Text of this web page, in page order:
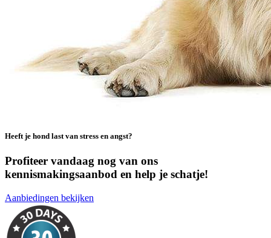
Heeft je hond last van stress en angst?
Profiteer vandaag nog van ons
kennismakingsaanbod en help je schatje!
Aanbiedingen bekijken